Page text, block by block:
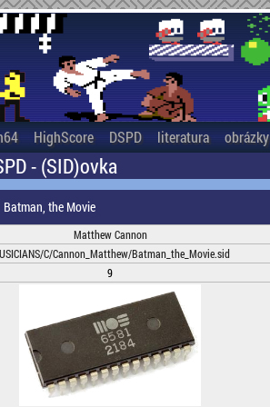
HighScore DSPD literatura obrázky
- (SID)ovka
Batman, the Movie
Matthew Cannon
C/Cannon_Matthew/Batman_the_Movie.sid
9